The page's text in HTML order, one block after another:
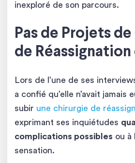
inexploré de son parcours.
Pas de Projets
de Réassignation
Lors de l’une de ses
a confié qu’elle n’avait jamais
subir une chirurgie de
exprimant ses inquiétudes
complications possibles ou à
sensation.